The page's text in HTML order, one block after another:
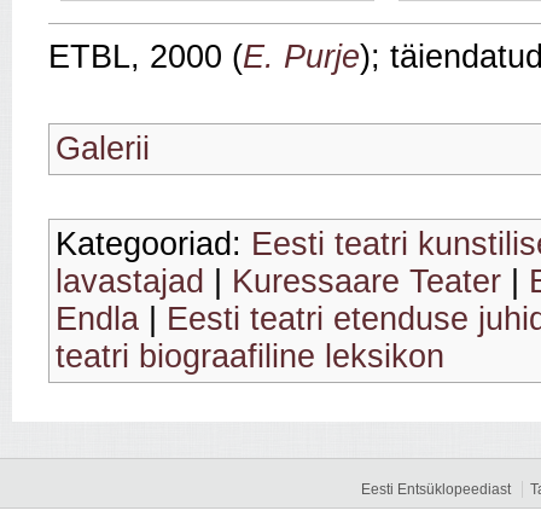
ETBL, 2000 (E. Purje);
Galerii
Kategooriad: Eesti teatri
lavastajad
Kuressaare Teater
Endla
Eesti teatri etenduse
teatri biograafiline leksikon
Eesti Entsüklopeediast